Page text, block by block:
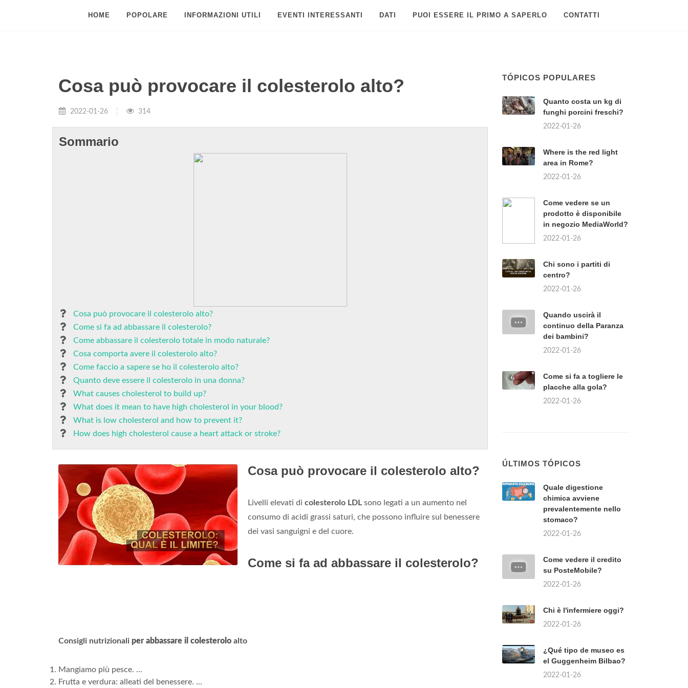
HOME POPOLARE INFORMAZIONI UTILI EVENTI INTERESSANTI DATI PUOI ESSERE IL PRIMO A SAPERLO CONTATTI
Cosa può provocare il colesterolo alto?
2022-01-26 314
Sommario
Cosa può provocare il colesterolo alto?
Come si fa ad abbassare il colesterolo?
Come abbassare il colesterolo totale in modo naturale?
Cosa comporta avere il colesterolo alto?
Come faccio a sapere se ho il colesterolo alto?
Quanto deve essere il colesterolo in una donna?
What causes cholesterol to build up?
What does it mean to have high cholesterol in your blood?
What is low cholesterol and how to prevent it?
How does high cholesterol cause a heart attack or stroke?
Cosa può provocare il colesterolo alto?
Livelli elevati di colesterolo LDL sono legati a un aumento nel
consumo di acidi grassi saturi, che possono influire sul benessere
dei vasi sanguigni e del cuore.
Come si fa ad abbassare il colesterolo?
Consigli nutrizionali per abbassare il colesterolo alto
Mangiamo più pesce. ...
Frutta e verdura: alleati del benessere. ...
TÓPICOS POPULARES
Quanto costa un kg di
funghi porcini freschi?
2022-01-26
Where is the red light
area in Rome?
2022-01-26
Come vedere se un
prodotto è disponibile
in negozio MediaWorld?
2022-01-26
Chi sono i partiti di
centro?
2022-01-26
Quando uscirà il
continuo della Paranza
dei bambini?
2022-01-26
Come si fa a togliere le
placche alla gola?
2022-01-26
ÚLTIMOS TÓPICOS
Quale digestione
chimica avviene
prevalentemente nello
stomaco?
2022-01-26
Come vedere il credito
su PosteMobile?
2022-01-26
Chi è l'infermiere oggi?
2022-01-26
¿Qué tipo de museo es
el Guggenheim Bilbao?
2022-01-26